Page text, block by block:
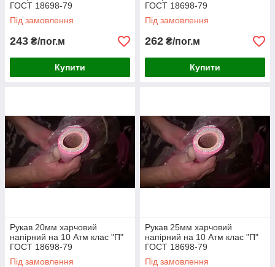
ГОСТ 18698-79
Під замовлення
243 ₴/пог.м
Купити
ГОСТ 18698-79
Під замовлення
262 ₴/пог.м
Купити
Рукав 20мм харчовий
напірний на 10 Атм клас "П"
ГОСТ 18698-79
Під замовлення
Рукав 25мм харчовий
напірний на 10 Атм клас "П"
ГОСТ 18698-79
Під замовлення